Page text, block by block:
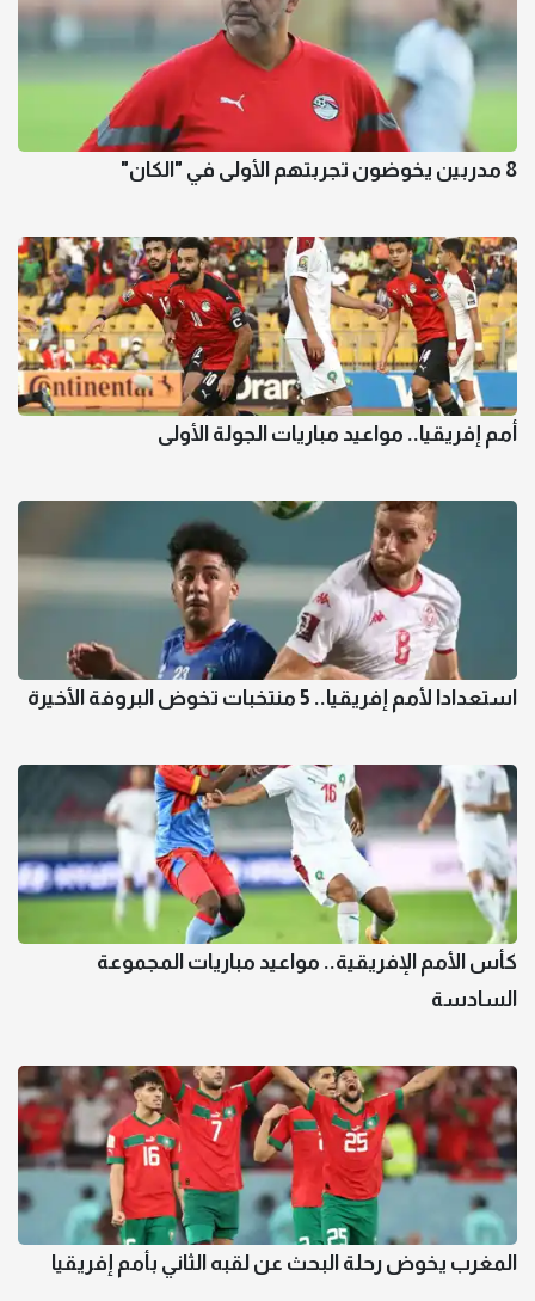
8 مدربين يخوضون تجربتهم الأولى في "الكان"
أمم إفريقيا.. مواعيد مباريات الجولة الأولى
استعدادا لأمم إفريقيا.. 5 منتخبات تخوض البروفة الأخيرة
كأس الأمم الإفريقية.. مواعيد مباريات المجموعة
السادسة
المغرب يخوض رحلة البحث عن لقبه الثاني بأمم إفريقيا